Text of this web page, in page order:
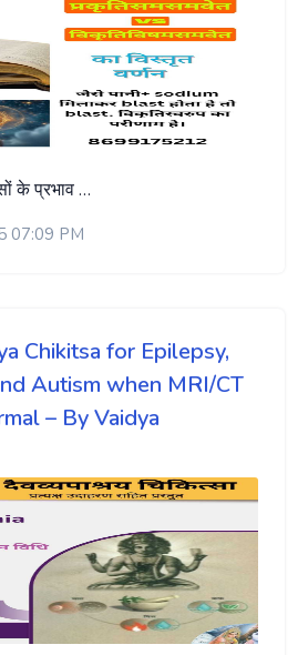
के प्रभाव …
07:09 PM
Chikitsa for Epilepsy,
Autism when MRI/CT
– By Vaidya